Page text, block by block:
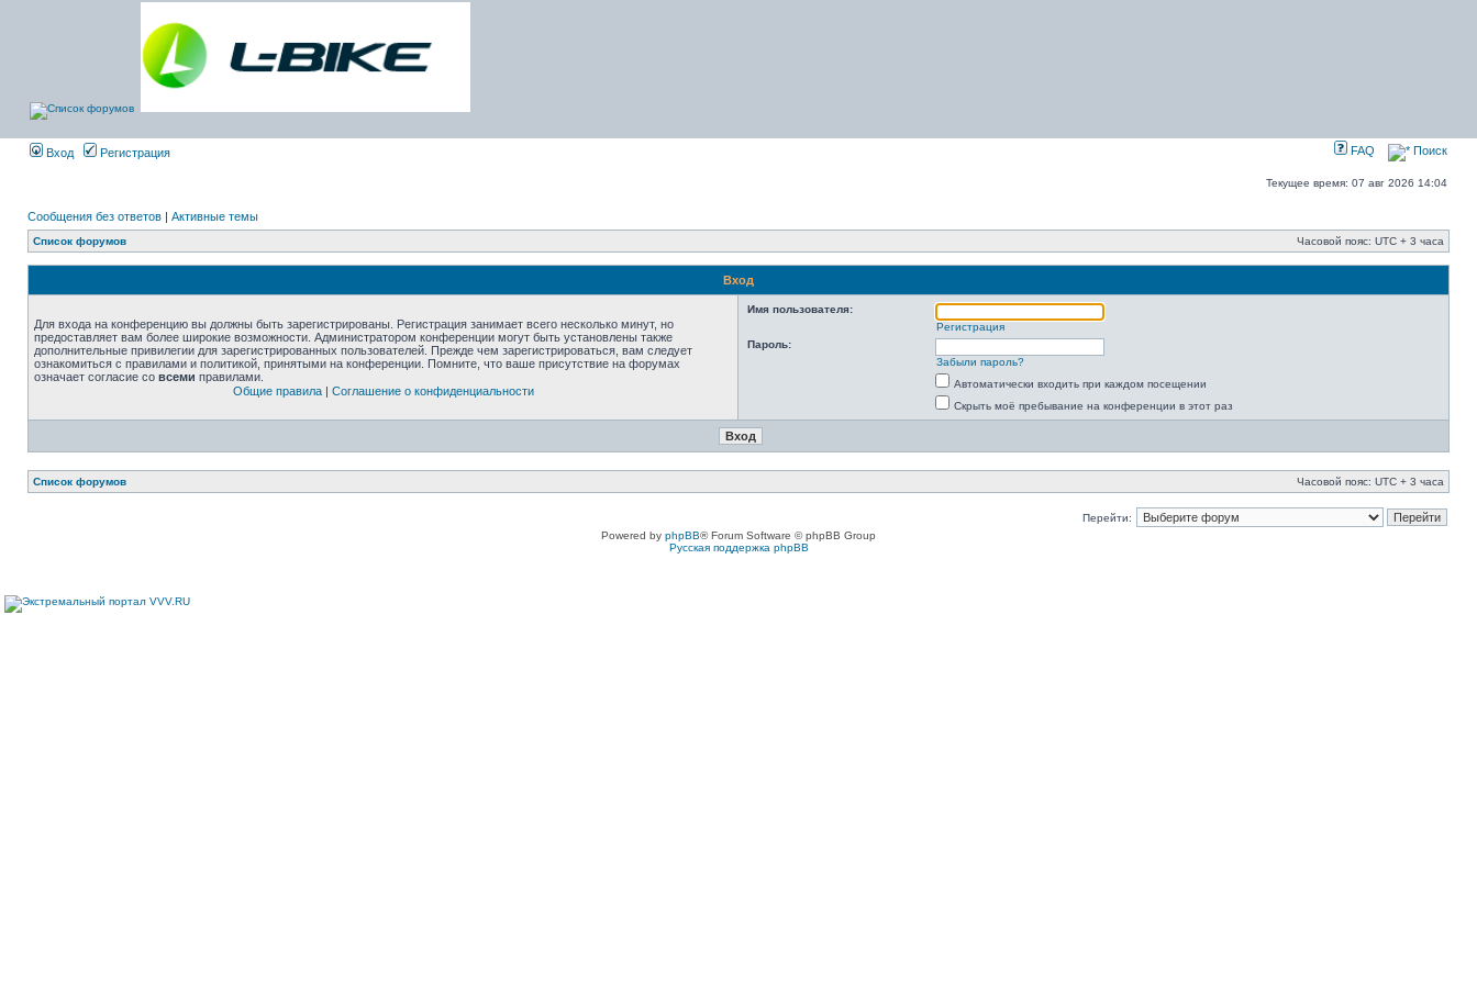
Вход Регистрация FAQ Поиск
Текущее время: 07 авг 2026 14:04
Сообщения без ответов | Активные темы
Список форумов Часовой пояс: UTC + 3 часа
Вход
Для входа на конференцию вы должны быть зарегистрированы. Регистрация занимает всего несколько минут, но
предоставляет вам более широкие возможности. Администратором конференции могут быть установлены также
дополнительные привилегии для зарегистрированных пользователей. Прежде чем зарегистрироваться, вам следует
ознакомиться с правилами и политикой, принятыми на конференции. Помните, что ваше присутствие на форумах
означает согласие со всеми правилами.
Общие правила| Соглашение о конфиденциальности
Имя пользователя:
Регистрация
Пароль:
Забыли пароль?
Автоматически входить при каждом посещении
Скрыть моё пребывание на конференции в этот раз
Список форумов Часовой пояс: UTC + 3 часа
Перейти:
Powered by phpBB® Forum Software © phpBB Group
Русская поддержка phpBB